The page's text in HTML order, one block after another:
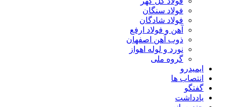
فولاد سنگان
فولاد شادگان
آهن و فولاد ارفع
ذوب آهن اصفهان
نورد و لوله اهواز
گروه ملی
ایمیدرو
انتصاب ها
گفتگو
یادداشت